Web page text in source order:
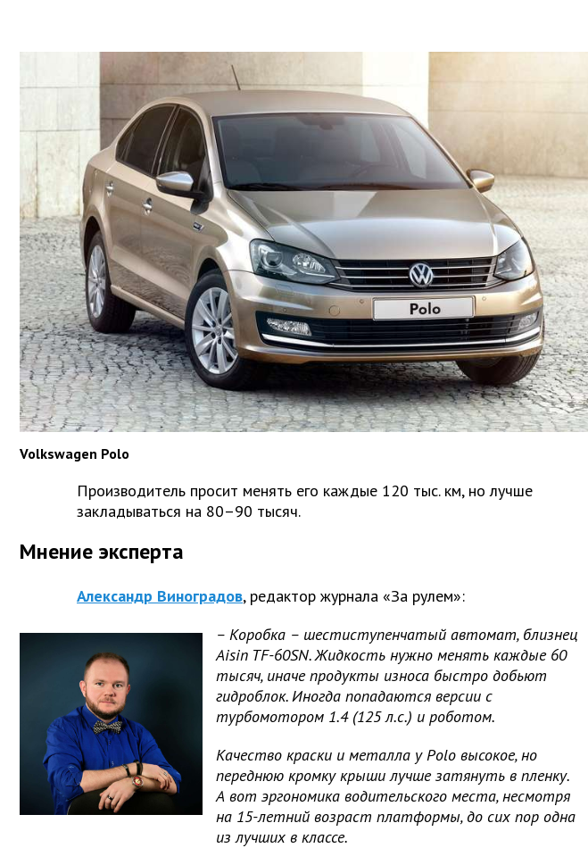
Volkswagen Polo
Производитель просит менять его каждые 120 тыс. км, но лучше
закладываться на 80–90 тысяч.
Мнение эксперта
Александр Виноградов, редактор журнала «За рулем»:
– Коробка – шестиступенчатый автомат, близнец
Aisin TF-60SN. Жидкость нужно менять каждые 60
тысяч, иначе продукты износа быстро добьют
гидроблок. Иногда попадаются версии с
турбомотором 1.4 (125 л.с.) и роботом.
Качество краски и металла у Polo высокое, но
переднюю кромку крыши лучше затянуть в пленку.
А вот эргономика водительского места, несмотря
на 15-летний возраст платформы, до сих пор одна
из лучших в классе.